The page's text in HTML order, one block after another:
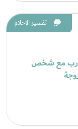
تفسير الاحلام
مع شخص